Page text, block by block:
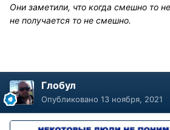
Они заметили, что когда смешно то
не получается то не смешно.
Глобул
Опубликовано 13 ноября, 2021